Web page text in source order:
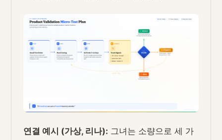
연결 예시 (가상, 리나): 그녀는 소량으로 세 가